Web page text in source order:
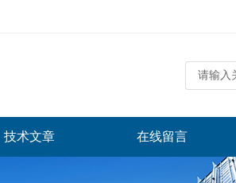
技术文章 在线留言